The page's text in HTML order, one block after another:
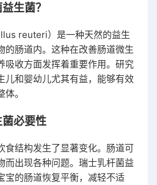
生菌？
reuteri）是一种天然的益生
的肠道内。这种在改善肠道微生
吸收方面发挥着重要作用。研究
儿和婴幼儿尤其有益，能够有效
。
必要性
食结构发生了显著变化。肠道可
而出现各种问题。瑞士乳杆菌益
宝的肠道恢复平衡，减轻不适